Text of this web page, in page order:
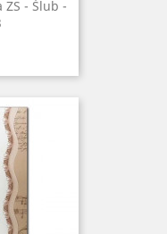
ZS - Ślub -